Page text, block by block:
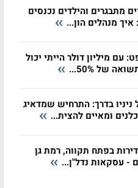
מתבגרים והילדים נכנסים
מנהלים הון...
עם מיליון דולר הייתי יכול
של 50%...
ניניו בדרך: התרחיש שמדאיג
ומאיים להצית...
בפתח תקווה, רמת גן
- עסקאות נדל"ן...